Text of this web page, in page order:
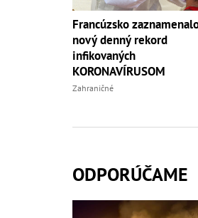
Francúzsko
nový denný rekord
infikovaných
KORONAVÍRUSOM
Zahraničné
ODPORÚČAME